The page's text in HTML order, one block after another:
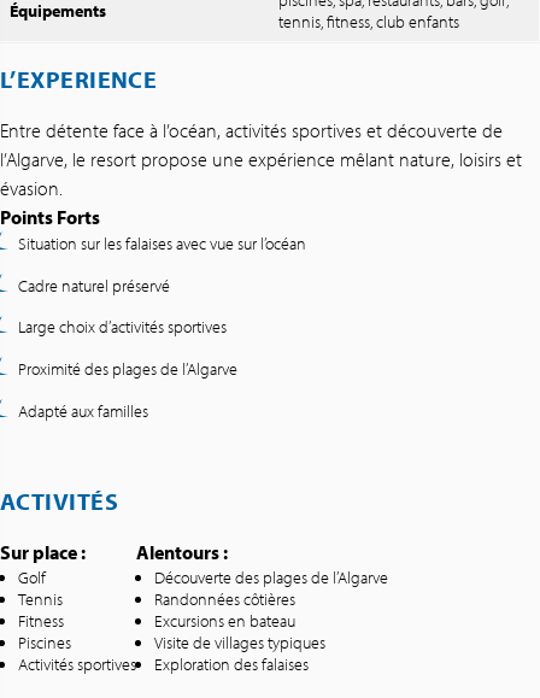
Équipements
tennis, fitness, club enfants
L’EXPERIENCE
Entre détente face à l’océan, activités sportives et découverte de
l’Algarve, le resort propose une expérience mêlant nature, loisirs et
évasion.
Points Forts
Situation sur les falaises avec vue sur l’océan
Cadre naturel préservé
Large choix d’activités sportives
Proximité des plages de l’Algarve
Adapté aux familles
ACTIVITÉS
Sur place :
Golf
Tennis
Fitness
Piscines
Activités sportives
Alentours :
Découverte des plages de l’Algarve
Randonnées côtières
Excursions en bateau
Visite de villages typiques
Exploration des falaises